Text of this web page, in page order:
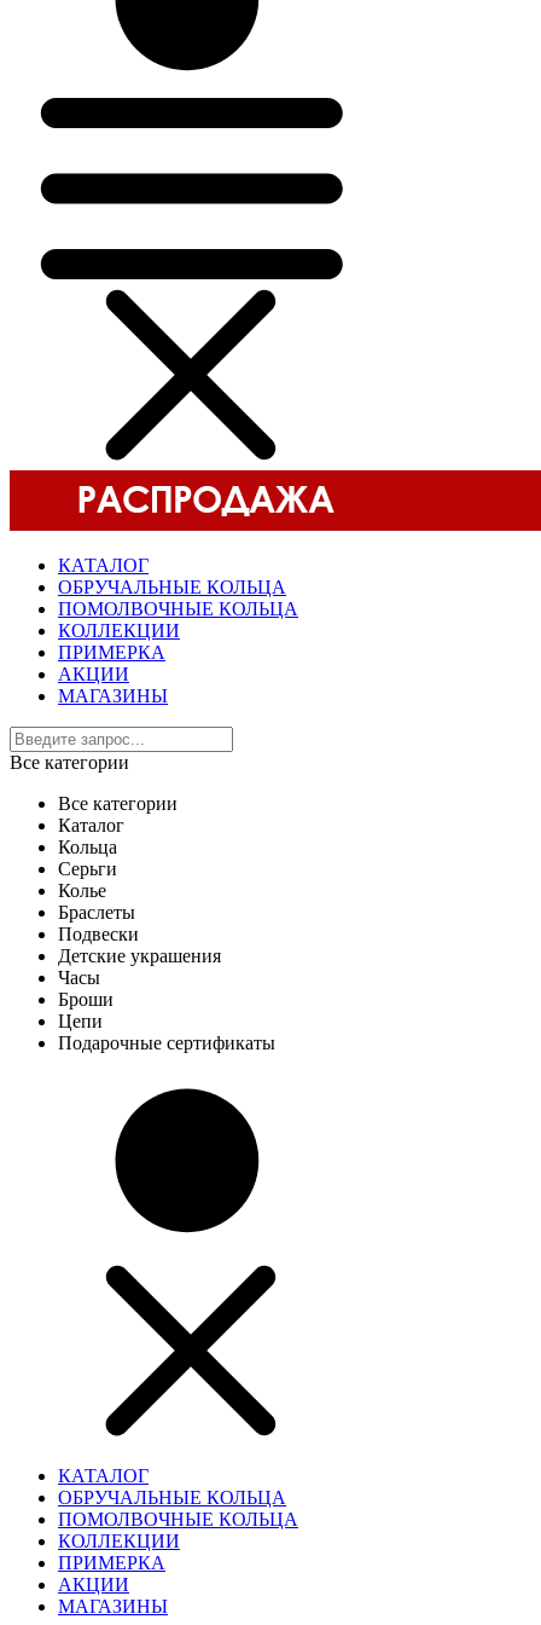
КАТАЛОГ
ОБРУЧАЛЬНЫЕ КОЛЬЦА
ПОМОЛВОЧНЫЕ КОЛЬЦА
КОЛЛЕКЦИИ
ПРИМЕРКА
АКЦИИ
МАГАЗИНЫ
Все категории
Все категории
Каталог
Кольца
Серьги
Колье
Браслеты
Подвески
Детские украшения
Часы
Броши
Цепи
Подарочные сертификаты
КАТАЛОГ
ОБРУЧАЛЬНЫЕ КОЛЬЦА
ПОМОЛВОЧНЫЕ КОЛЬЦА
КОЛЛЕКЦИИ
ПРИМЕРКА
АКЦИИ
МАГАЗИНЫ